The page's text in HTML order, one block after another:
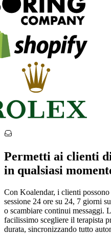
Permetti ai clienti
in qualsiasi
Con Koalendar, i clienti
sessione 24 ore su 24, 7 giorni
o scambiare continui messaggi.
facilissimo scegliere il terapista
durata, sincronizzando tutto